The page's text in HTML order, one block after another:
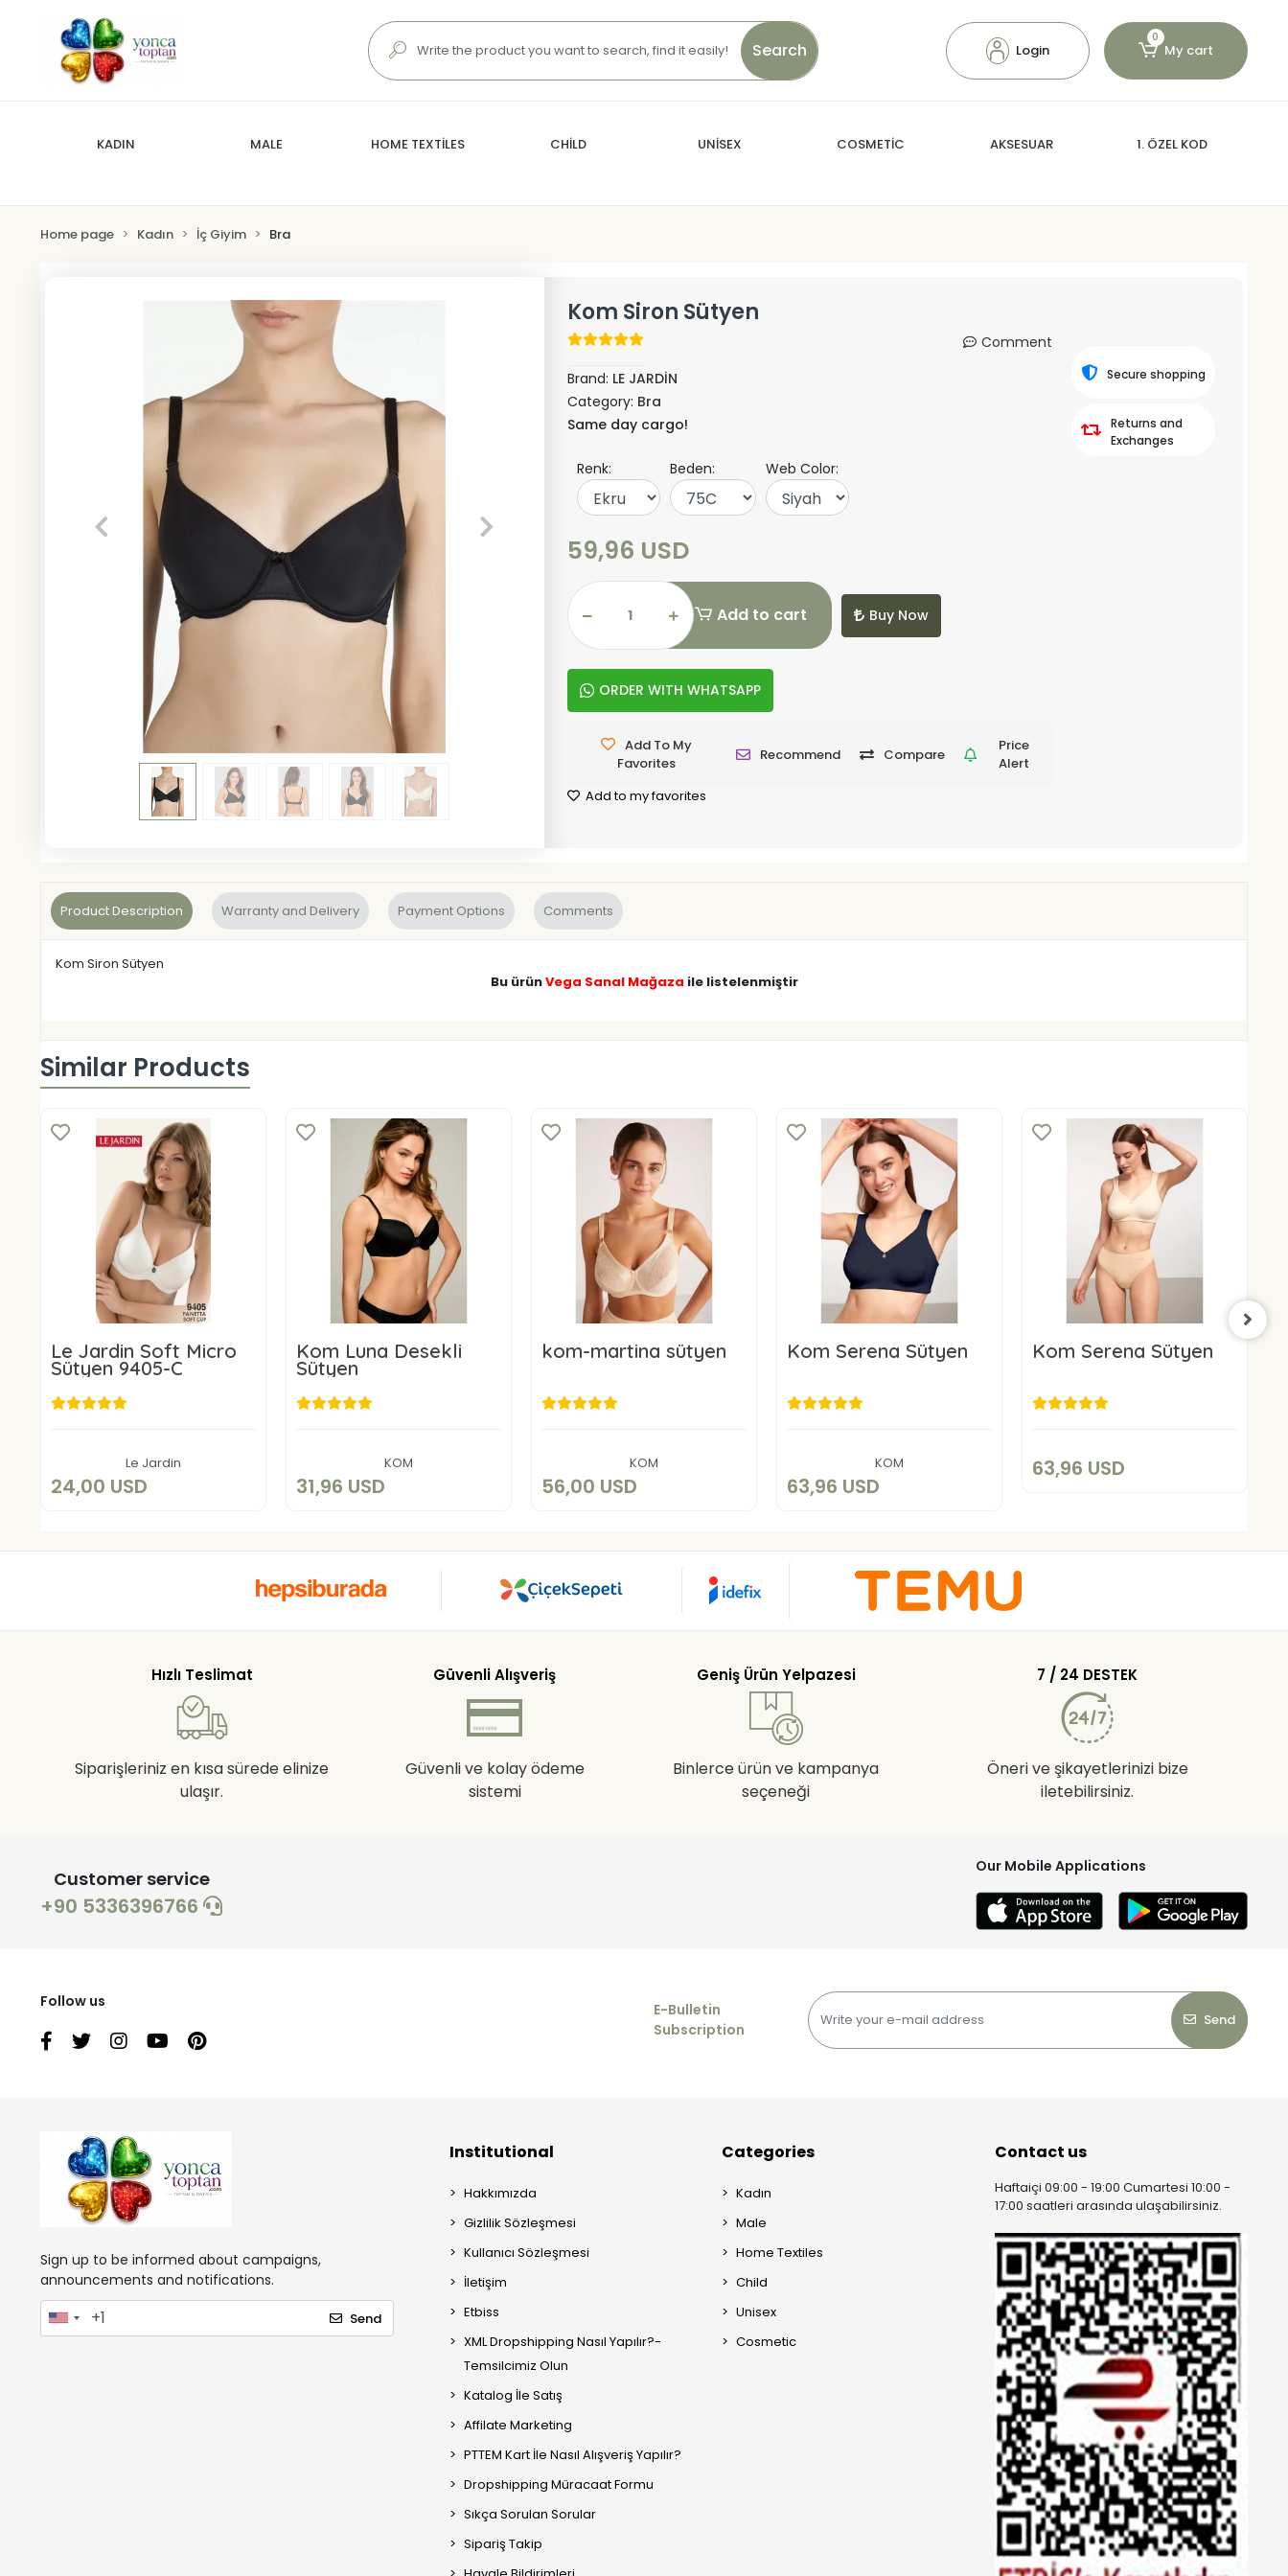
Search Login
0
My cart
KADIN MALE HOME TEXTİLES CHİLD UNİSEX COSMETİC AKSESUAR 1. ÖZEL KOD
Home page Kadın İç Giyim Bra
Kom Siron Sütyen
Comment
Brand: LE JARDİN
Category: Bra
Same day cargo!
Renk: Beden: Web Color:
59,96 USD
Add to cart Buy Now
ORDER WITH WHATSAPP
Add To My
Favorites
Recommend Compare
Price
Alert
Add to my favorites
Secure shopping
Returns and
Exchanges
Product Description Warranty and Delivery Payment Options Comments
Kom Siron Sütyen
Bu ürünVega Sanal Mağaza ile listelenmiştir
Similar Products
Le Jardin Soft Micro
Sütyen 9405-C
Le Jardin
24,00 USD
Add to cart
Kom Luna Desekli
Sütyen
KOM
31,96 USD
Add to cart
kom-martina sütyen
KOM
56,00 USD
Add to cart
Kom Serena Sütyen
KOM
63,96 USD
Add to cart
Kom Serena Sütyen
63,96 USD
63,96 USD
Hızlı Teslimat
Siparişleriniz en kısa sürede elinize
ulaşır.
Güvenli Alışveriş
Güvenli ve kolay ödeme
sistemi
Geniş Ürün Yelpazesi
Binlerce ürün ve kampanya
seçeneği
7 / 24 DESTEK
Öneri ve şikayetlerinizi bize
iletebilirsiniz.
Customer service
+90 5336396766
Our Mobile Applications
Follow us
E-Bulletin
Subscription
Send
Sign up to be informed about campaigns,
announcements and notifications.
Send
Institutional
Hakkımızda
Gizlilik Sözleşmesi
Kullanıcı Sözleşmesi
İletişim
Etbiss
XML Dropshipping Nasıl Yapılır?-
Temsilcimiz Olun
Katalog İle Satış
Affilate Marketing
PTTEM Kart İle Nasıl Alışveriş Yapılır?
Dropshipping Müracaat Formu
Sıkça Sorulan Sorular
Sipariş Takip
Categories
Kadın
Male
Home Textiles
Child
Unisex
Cosmetic
Contact us
Haftaiçi 09:00 - 19:00 Cumartesi 10:00 -
17:00 saatleri arasında ulaşabilirsiniz.